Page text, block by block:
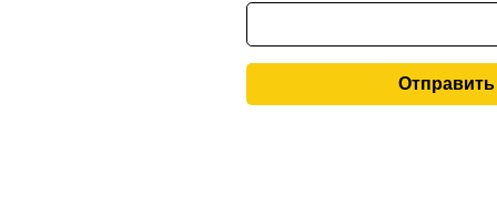
Отправить